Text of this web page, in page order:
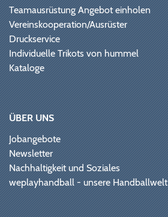
Teamausrüstung Angebot einholen
Vereinskooperation/Ausrüster
Druckservice
Individuelle Trikots von hummel
Kataloge
ÜBER UNS
Jobangebote
Newsletter
Nachhaltigkeit und Soziales
weplayhandball - unsere Handballwelt